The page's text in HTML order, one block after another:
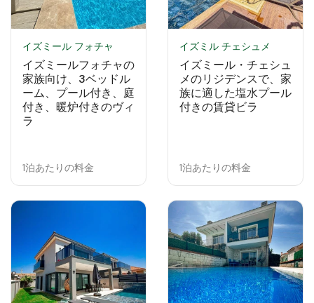
イズミール フォチャ
イズミールフォチャの
家族向け、3ベッドル
ーム、プール付き、庭
付き、暖炉付きのヴィ
ラ
1泊あたりの料金
イズミル チェシュメ
イズミール・チェシュ
メのリジデンスで、家
族に適した塩水プール
付きの賃貸ビラ
1泊あたりの料金